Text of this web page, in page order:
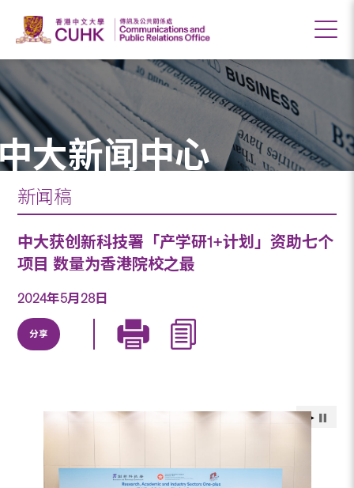
大新闻中心
新闻稿
中大获创新科技署「产学研1+计划」资助七个
项目 数量为香港院校之最
2024年5月28日
分享